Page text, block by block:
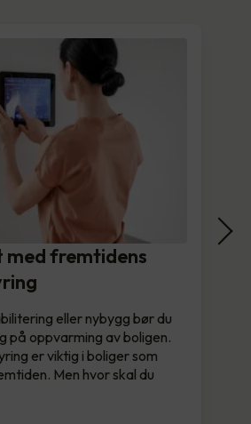
med fremtidens
eller nybygg bør du
på oppvarming av boligen.
er viktig i boliger som
Men hvor skal du